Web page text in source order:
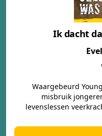
Ik dacht
Waargebeurd
misbruik
levenslessen